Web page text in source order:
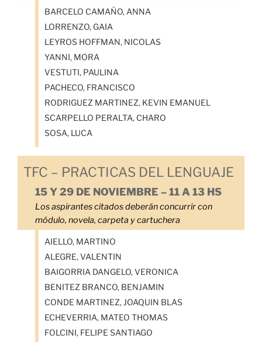
BARCELO CAMAÑO, ANNA
LORRENZO, GAIA
LEYROS HOFFMAN, NICOLAS
YANNI, MORA
VESTUTI, PAULINA
PACHECO, FRANCISCO
RODRIGUEZ MARTINEZ, KEVIN EMANUEL
SCARPELLO PERALTA, CHARO
SOSA, LUCA
TFC – PRACTICAS DEL LENGUAJE
15 Y 29 DE NOVIEMBRE – 11 A 13 HS
Los aspirantes citados deberán concurrir con
módulo, novela, carpeta y cartuchera
AIELLO, MARTINO
ALEGRE, VALENTIN
BAIGORRIA DANGELO, VERONICA
BENITEZ BRANCO, BENJAMIN
CONDE MARTINEZ, JOAQUIN BLAS
ECHEVERRIA, MATEO THOMAS
FOLCINI, FELIPE SANTIAGO